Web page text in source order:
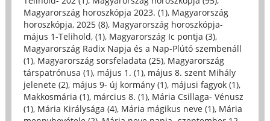
Magyarország horoszkópja 2023. (1), Magyarország
horoszkópja, 2025 (8), Magyarország horoszkópja-
május 1-Telihold, (1), Magyarország Ic pontja (3),
Magyarország Radix Napja és a Nap-Plútó szembenáll
(1), Magyarország sorsfeladata (25), Magyarország
társpatrónusa (1), május 1. (1), május 8. szent Mihály
jelenete (2), május 9- új kormány (1), májusi fagyok (1),
Makkosmária (1), március 8. (1), Mária Csillaga- Vénusz
(1), Mária Királysága (4), Mária mágikus neve (1), Mária